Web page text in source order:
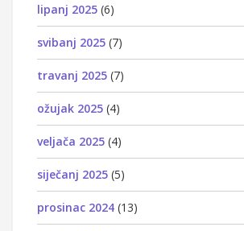
lipanj 2025 (6)
svibanj 2025 (7)
travanj 2025 (7)
ožujak 2025 (4)
veljača 2025 (4)
siječanj 2025 (5)
prosinac 2024 (13)